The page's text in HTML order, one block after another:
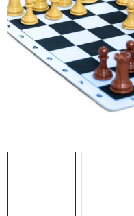
SCHACH ONLINE
SCHACH-MERCH
SCHACH GESCHENKE